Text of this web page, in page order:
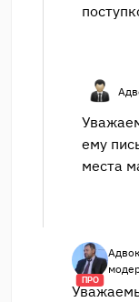
ему
места
ПРО